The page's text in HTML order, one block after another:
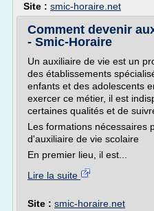
Site : smic-horaire.net
Comment devenir
- Smic-Horaire
Un auxiliaire de vie est un
des établissements
enfants et des adolescents
exercer ce métier, il est
certaines qualités et de
Les formations nécessaires
d'auxiliaire de vie scolaire
En premier lieu, il est...
Lire la suite
Site : smic-horaire.net